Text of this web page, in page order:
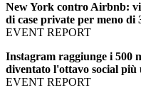
New York contro Airbnb:
di case private per meno di
EVENT REPORT
Instagram raggiunge i 500
diventato l'ottavo social più
EVENT REPORT